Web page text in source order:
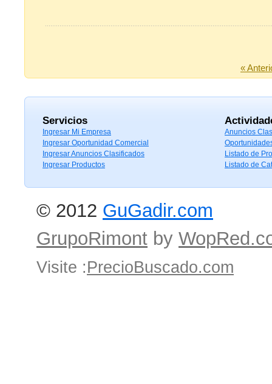
«
Servicios
Ingresar Mi Empresa
Ingresar Oportunidad Comercial
Ingresar Anuncios Clasificados
Ingresar Productos
Anuncios
Listado de
Listado de
© 2012 GuGadir.com
GrupoRimont by
Visite :PrecioBuscado.com